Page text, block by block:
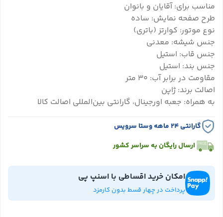
مناسب برای: آقایان و بانوان
طرح صفحه نمایش: ساده
نوع موتور: کوارتز (باتری)
جنس شیشه: معدنی
جنس قاب: استیل
جنس بند: استیل
مقاومت در برابر آب: 30 متر
اصالت برند: ژاپن
به همراه: جعبه اورجینال، گارانتی بین‌المللی اصالت کالا
گارانتی ۲۴ ماهه وستا سرویس
ارسال رایگان به سراسر کشور
امکان خرید اقساطی با اسنپ پی
پرداخت در چهار قسط بدون کارمزد